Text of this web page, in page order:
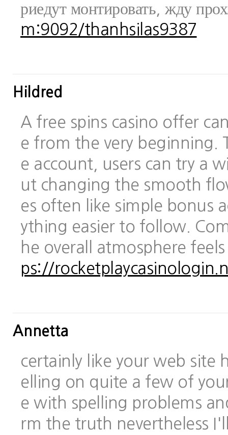
риедут монтировать, жду
m:9092/thanhsilas9387
Hildred
A free spins casino offer
e from the very beginning.
e account, users can try a
ut changing the smooth
es often like simple bonus
ything easier to follow.
he overall atmosphere
ps://
Annetta
certainly like your web site
elling on quite a few of
e with spelling problems
rm the truth nevertheless